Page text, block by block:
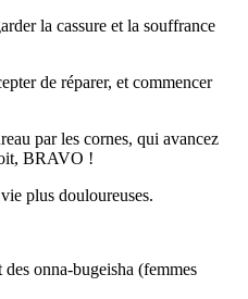
la cassure et la souffrance
de réparer, et commencer
par les cornes, qui avancez
BRAVO !
plus douloureuses.
onna-bugeisha (femmes